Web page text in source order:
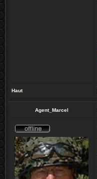
Haut
Agent_Marcel